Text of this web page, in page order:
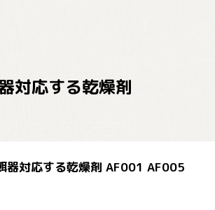
対応する乾燥剤
器対応する乾燥剤 AF001 AF005